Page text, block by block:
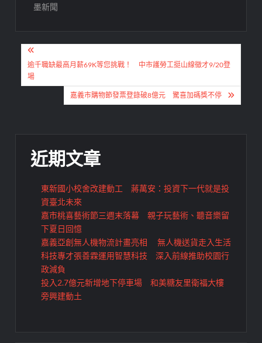
墨新聞
文
章
導
逾千職缺最高月薪69K等您挑戰！ 中市護勞工挺山線徵才9/20登
場
嘉義市購物節發票登錄破8億元 驚喜加碼獎不停
近期文章
東新國小校舍改建動工 蔣萬安：投資下一代就是投
資臺北未來
嘉市桃喜藝術節三週末落幕 親子玩藝術、聽音樂留
下夏日回憶
嘉義亞創無人機物流計畫亮相 無人機送貨走入生活
科技專才張善霖運用智慧科技 深入前線推助校園行
政減負
投入2.7億元新增地下停車場 和美糖友里衛福大樓
旁興建動土